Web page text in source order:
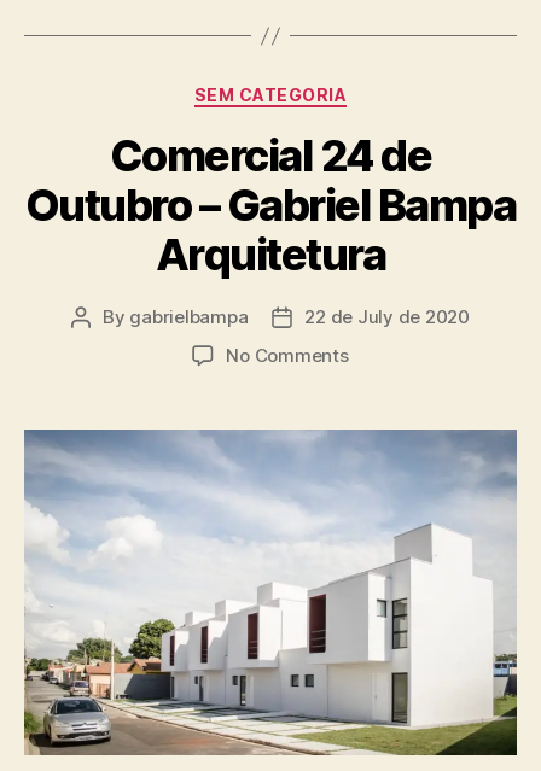
SEM CATEGORIA
Comercial 24 de
Outubro – Gabriel Bampa
Arquitetura
By gabrielbampa
22 de July de 2020
No Comments